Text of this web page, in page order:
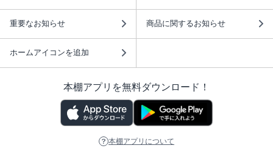
重要なお知らせ 商品に関するお知らせ
ホームアイコンを追加
本棚アプリを無料ダウンロード！
本棚アプリについて